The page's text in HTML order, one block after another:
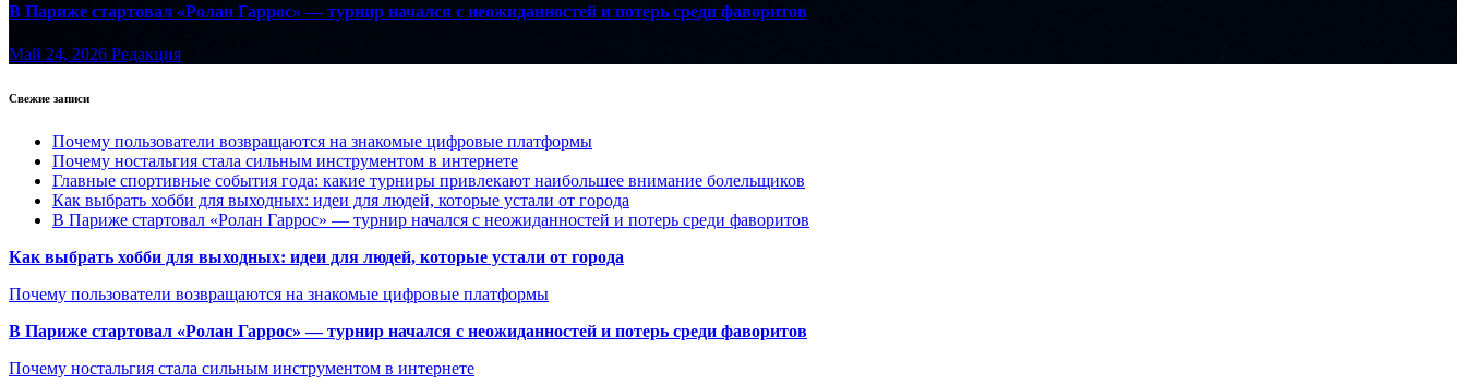
В Париже стартовал «Ролан Гаррос» — турнир начался с неожиданностей и потерь среди фаворитов
Май 24, 2026 Редакция
Свежие записи
Почему пользователи возвращаются на знакомые цифровые платформы
Почему ностальгия стала сильным инструментом в интернете
Главные спортивные события года: какие турниры привлекают наибольшее внимание болельщиков
Как выбрать хобби для выходных: идеи для людей, которые устали от города
В Париже стартовал «Ролан Гаррос» — турнир начался с неожиданностей и потерь среди фаворитов
Как выбрать хобби для выходных: идеи для людей, которые устали от города
Почему пользователи возвращаются на знакомые цифровые платформы
В Париже стартовал «Ролан Гаррос» — турнир начался с неожиданностей и потерь среди фаворитов
Почему ностальгия стала сильным инструментом в интернете